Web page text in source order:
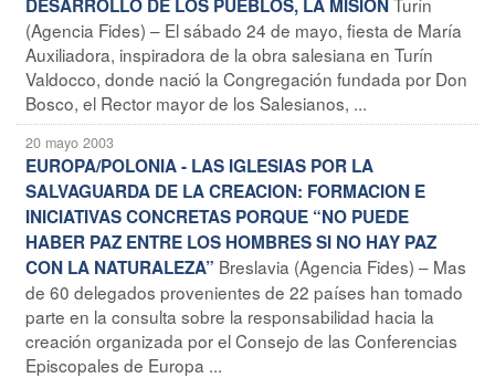
DESARROLLO DE LOS PUEBLOS, LA MISION
(Agencia Fides) – El sábado 24 de mayo, fiesta de María
Auxiliadora, inspiradora de la obra salesiana en Turín
Valdocco, donde nació la Congregación fundada por Don
Bosco, el Rector mayor de los Salesianos, ...
20 mayo 2003
EUROPA/POLONIA - LAS IGLESIAS POR LA
SALVAGUARDA DE LA CREACION: FORMACION E
INICIATIVAS CONCRETAS PORQUE “NO PUEDE
HABER PAZ ENTRE LOS HOMBRES SI NO HAY PAZ
CON LA NATURALEZA” Breslavia (Agencia Fides) – Mas
de 60 delegados provenientes de 22 países han tomado
parte en la consulta sobre la responsabilidad hacia la
creación organizada por el Consejo de las Conferencias
Episcopales de Europa ...